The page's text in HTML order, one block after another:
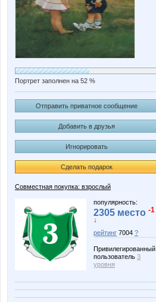
Портрет заполнен на 52 %
Отправить приватное сообщение
Добавить в друзья
Игнорировать
Сделать подарок
Совместная покупка: взрослый
популярность:
2305 место -1
↓
рейтинг 7004 ?
Привилегированный
пользователь 3
уровня